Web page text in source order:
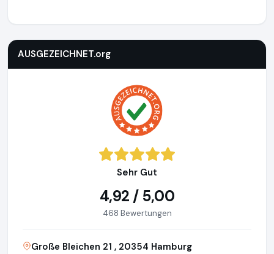
AUSGEZEICHNET.org
Sehr Gut
4,92 / 5,00
468 Bewertungen
Große Bleichen 21 , 20354 Hamburg